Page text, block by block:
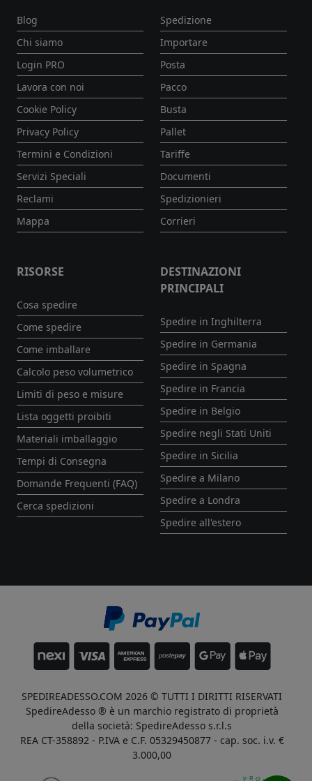
Blog
Chi siamo
Login PRO
Lavora con noi
Cookie Policy
Privacy Policy
Termini e Condizioni
Servizi Speciali
Reclami
Mappa
Spedizione
Importare
Posta
Pacco
Busta
Pallet
Tariffe
Documenti
Spedizionieri
Corrieri
RISORSE
Cosa spedire
Come spedire
Come imballare
Calcolo peso volumetrico
Limiti di peso e misure
Lista oggetti proibiti
Materiali imballaggio
Tempi di Consegna
Domande Frequenti (FAQ)
Cerca spedizioni
DESTINAZIONI
PRINCIPALI
Spedire in Inghilterra
Spedire in Germania
Spedire in Spagna
Spedire in Francia
Spedire in Belgio
Spedire negli Stati Uniti
Spedire in Sicilia
Spedire a Milano
Spedire a Londra
Spedire all'estero
SPEDIREADESSO.COM 2026 © TUTTI I DIRITTI RISERVATI
SpedireAdesso ® è un marchio registrato di proprietà
della società: SpedireAdesso s.r.l.s
REA CT-358892 - P.IVA e C.F. 05329450877 - cap. soc. i.v. €
3.000,00